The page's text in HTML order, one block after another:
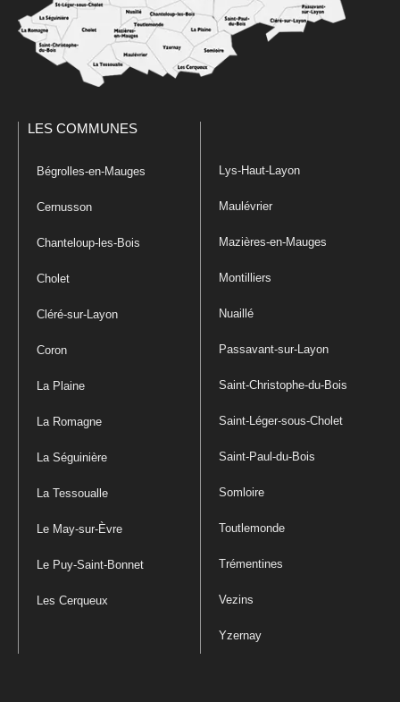
LES COMMUNES
Bégrolles-en-Mauges
Cernusson
Chanteloup-les-Bois
Cholet
Cléré-sur-Layon
Coron
La Plaine
La Romagne
La Séguinière
La Tessoualle
Le May-sur-Èvre
Le Puy-Saint-Bonnet
Les Cerqueux
Lys-Haut-Layon
Maulévrier
Mazières-en-Mauges
Montilliers
Nuaillé
Passavant-sur-Layon
Saint-Christophe-du-Bois
Saint-Léger-sous-Cholet
Saint-Paul-du-Bois
Somloire
Toutlemonde
Trémentines
Vezins
Yzernay